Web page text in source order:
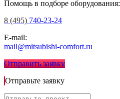
Помощь в подборе оборудования:
8 (495) 740-23-24
E-mail:
mail@mitsubishi-comfort.ru
Отправить заявку
Отправьте заявку